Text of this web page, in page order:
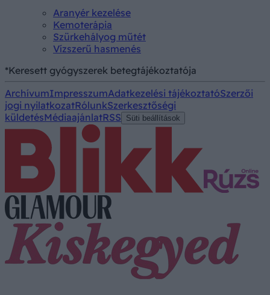
Aranyér kezelése
Kemoterápia
Szürkehályog műtét
Vízszerű hasmenés
*Keresett gyógyszerek betegtájékoztatója
ArchívumImpresszumAdatkezelési tájékoztatóSzerzői
jogi nyilatkozatRólunkSzerkesztőségi
küldetésMédiaajánlatRSS Süti beállítások